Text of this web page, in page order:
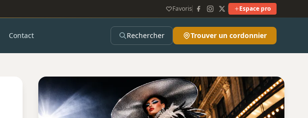
Favoris Espace pro
Contact Rechercher Trouver un cordonnier